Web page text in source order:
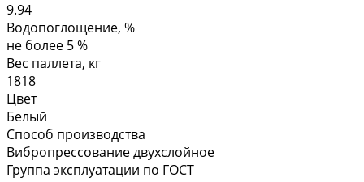
9.94
Водопоглощение, %
не более 5 %
Вес паллета, кг
1818
Цвет
Белый
Способ производства
Вибропрессование двухслойное
Группа эксплуатации по ГОСТ